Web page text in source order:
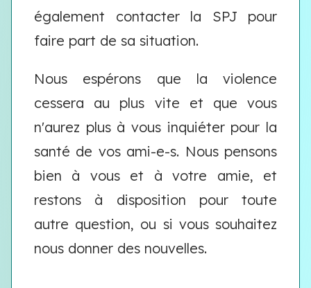
également contacter la SPJ pour
faire part de sa situation.
Nous espérons que la violence
cessera au plus vite et que vous
n'aurez plus à vous inquiéter pour la
santé de vos ami-e-s. Nous pensons
bien à vous et à votre amie, et
restons à disposition pour toute
autre question, ou si vous souhaitez
nous donner des nouvelles.